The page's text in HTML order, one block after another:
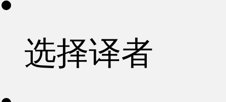
选择译者